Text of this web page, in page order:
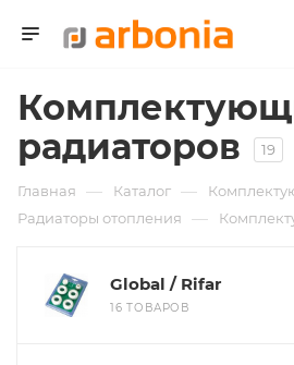
радиаторов
19
Главная — Каталог —
Радиаторы отопления —
Global / Rifar
16 ТОВАРОВ